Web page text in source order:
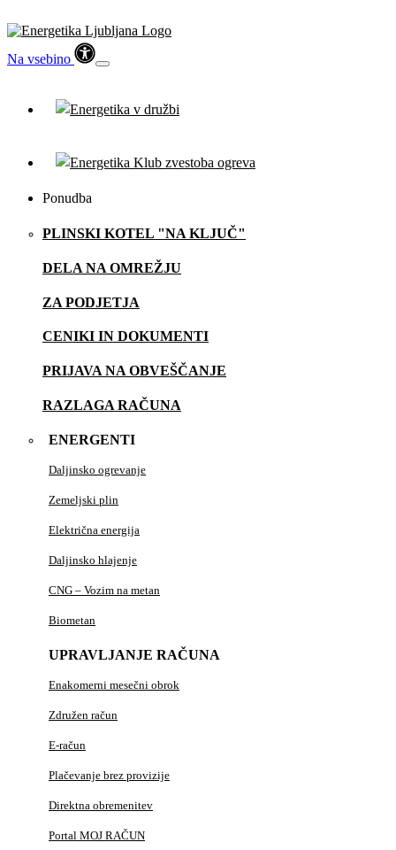
Na vsebino
Ponudba
PLINSKI KOTEL "NA KLJUČ"
DELA NA OMREŽJU
ZA PODJETJA
CENIKI IN DOKUMENTI
PRIJAVA NA OBVEŠČANJE
RAZLAGA RAČUNA
ENERGENTI
Daljinsko ogrevanje
Zemeljski plin
Električna energija
Daljinsko hlajenje
CNG – Vozim na metan
Biometan
UPRAVLJANJE RAČUNA
Enakomerni mesečni obrok
Združen račun
E-račun
Plačevanje brez provizije
Direktna obremenitev
Portal MOJ RAČUN